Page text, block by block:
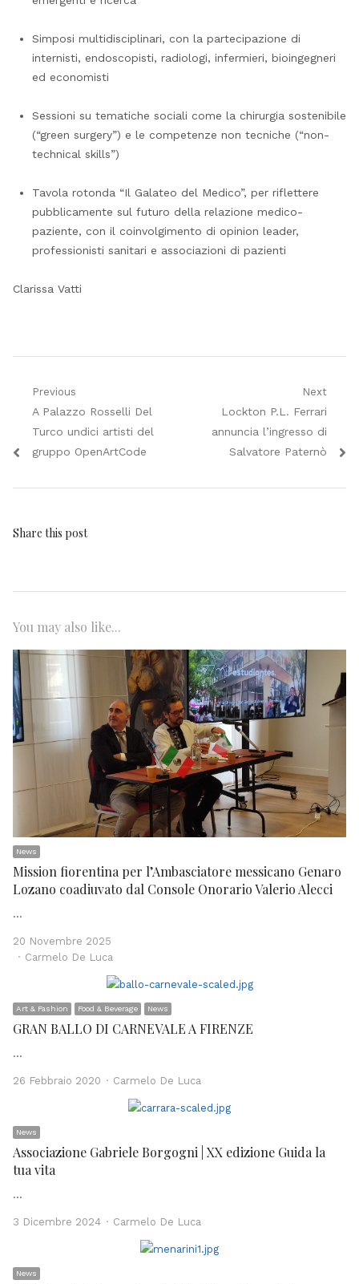
Simposi multidisciplinari, con la partecipazione di
internisti, endoscopisti, radiologi, infermieri, bioingegneri
ed economisti
Sessioni su tematiche sociali come la chirurgia sostenibile
(“green surgery”) e le competenze non tecniche (“non-
technical skills”)
Tavola rotonda “Il Galateo del Medico”, per riflettere
pubblicamente sul futuro della relazione medico-
paziente, con il coinvolgimento di opinion leader,
professionisti sanitari e associazioni di pazienti
Clarissa Vatti
Navigazione
articoli
Previous
Previous
post:
A Palazzo Rosselli Del
Turco undici artisti del
gruppo OpenArtCode
Next
Next
post:
Lockton P.L. Ferrari
annuncia l’ingresso di
Salvatore Paternò
Share this post
You may also like...
News
Mission fiorentina per l’Ambasciatore messicano Genaro
Lozano coadiuvato dal Console Onorario Valerio Alecci
…
20 Novembre 2025
Author
Carmelo De Luca
Art & Fashion Food & Beverage News
GRAN BALLO DI CARNEVALE A FIRENZE
…
26 Febbraio 2020 Author
Carmelo De Luca
News
Associazione Gabriele Borgogni | XX edizione Guida la
tua vita
…
3 Dicembre 2024 Author
Carmelo De Luca
News